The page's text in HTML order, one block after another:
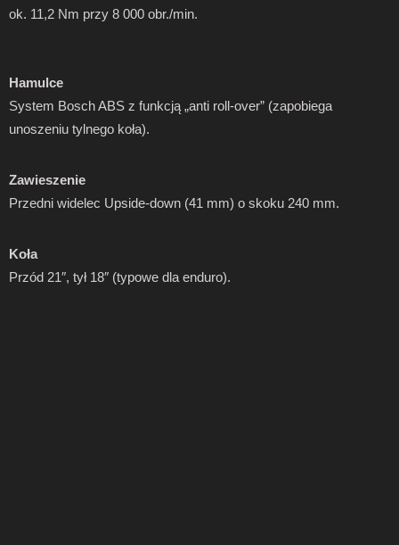
ok. 11,2 Nm przy 8 000 obr./min.
Hamulce
System Bosch ABS z funkcją „anti roll-over” (zapobiega
unoszeniu tylnego koła).
Zawieszenie
Przedni widelec Upside-down (41 mm) o skoku 240 mm.
Koła
Przód 21″, tył 18″ (typowe dla enduro).